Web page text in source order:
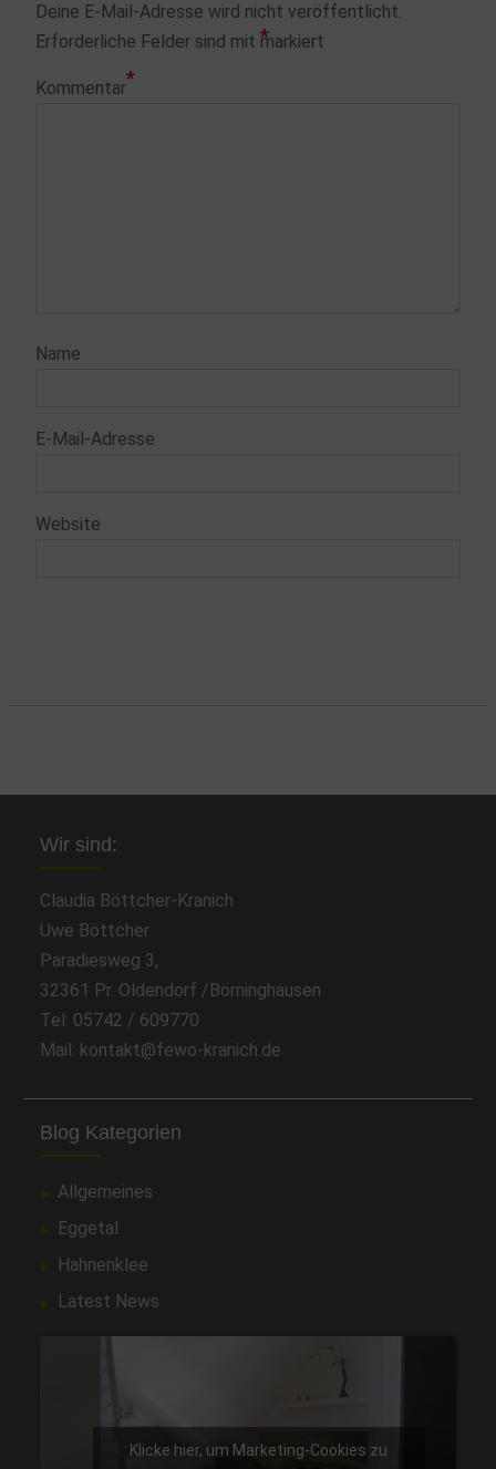
Deine E-Mail-Adresse wird nicht veröffentlicht.
Erforderliche Felder sind mit *
markiert
Kommentar*
Name
E-Mail-Adresse
Website
Wir sind:
Claudia Böttcher-Kranich
Uwe Böttcher
Paradiesweg 3,
32361 Pr. Oldendorf /Börninghausen
Tel: 05742 / 609770
Mail: kontakt@fewo-kranich.de
Blog Kategorien
Allgemeines
Eggetal
Hahnenklee
Latest News
Klicke hier, um Marketing-Cookies zu